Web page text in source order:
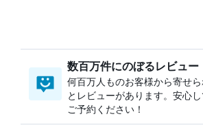
数百万件にのぼるレビュー
何百万人ものお客様から寄せ
とレビューがあります。安心
ご予約ください！